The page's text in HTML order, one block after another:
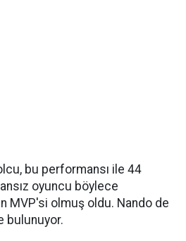
bu performansı ile 44
oyuncu böylece
MVP'si olmuş oldu. Nando de
bulunuyor.